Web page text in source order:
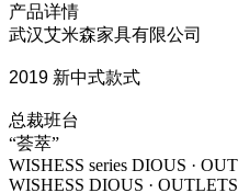
产品详情
武汉艾米森家具有限公司
2019 新中式款式
总裁班台
“荟萃”
WISHESS series DIOUS ·
WISHESS DIOUS ·